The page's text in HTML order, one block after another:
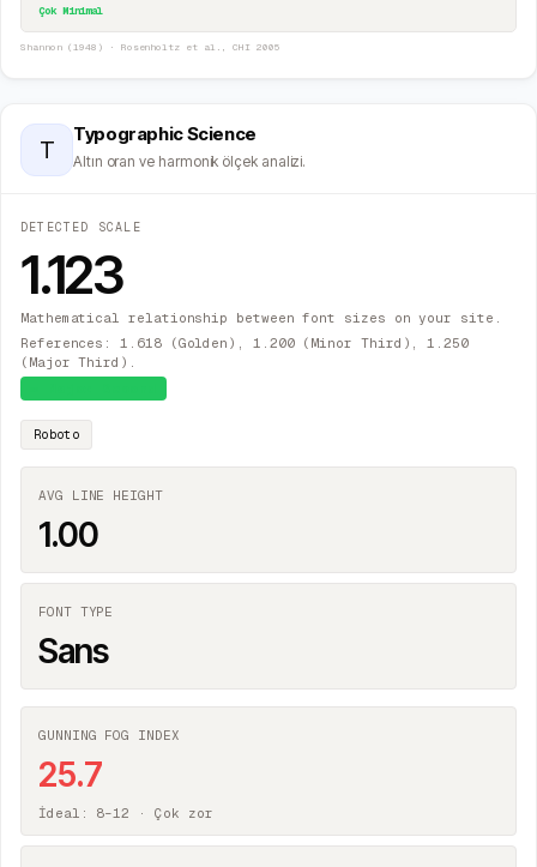
Çok Minimal
Shannon (1948) · Rosenholtz et al., CHI 2005
T
Typographic Science
Altın oran ve harmonik ölçek analizi.
DETECTED SCALE
1.123
Mathematical relationship between font sizes on your site.
References: 1.618 (Golden), 1.200 (Minor Third), 1.250
(Major Third).
Roboto
AVG LINE HEIGHT
1.00
FONT TYPE
Sans
GUNNING FOG INDEX
25.7
İdeal: 8–12 · Çok zor